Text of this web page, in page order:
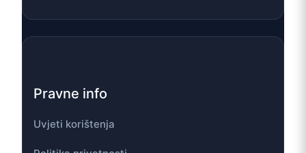
Pravne info
Uvjeti korištenja